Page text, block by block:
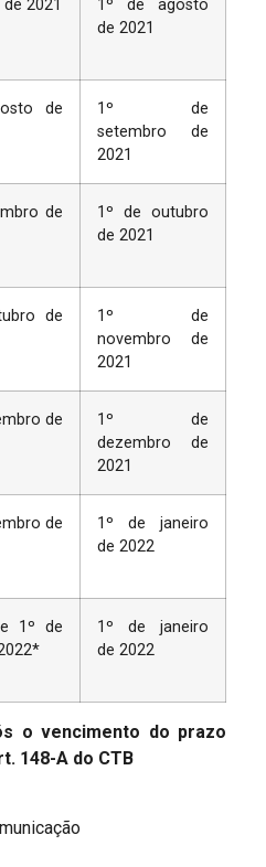
2021
1º de agosto
de 2021
de
1º de
setembro de
2021
de
1º de outubro
de 2021
de
1º de
novembro de
2021
de
1º de
dezembro de
2021
de
1º de janeiro
de 2022
1º de
1º de janeiro
de 2022
o vencimento do prazo
148-A do CTB